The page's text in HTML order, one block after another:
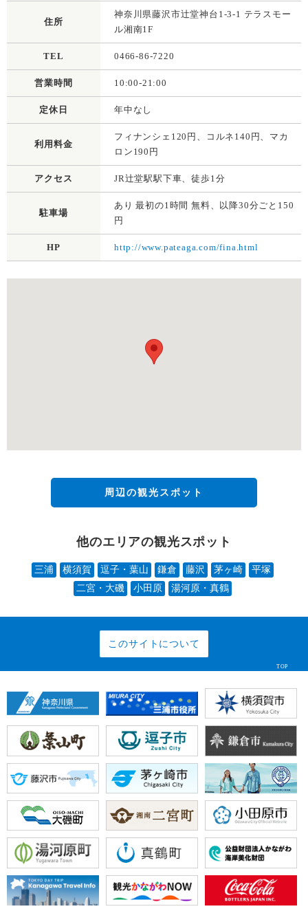
住所
神奈川県藤沢市辻堂神台1-3-1 テラスモー
ル湘南1F
TEL 0466-86-7220
営業時間 10:00-21:00
定休日 年中なし
利用料金
フィナンシェ120円、コルネ140円、マカ
ロン190円
アクセス JR辻堂駅駅下車、徒歩1分
駐車場
あり 最初の1時間 無料、以降30分ごと150
円
HP http://www.pateaga.com/fina.html
周辺の観光スポット
他のエリアの観光スポット
三浦 横須賀 逗子・葉山 鎌倉 藤沢 茅ヶ崎
平塚
二宮・大磯
小田原 湯河原・真鶴
このサイトについて
TOP